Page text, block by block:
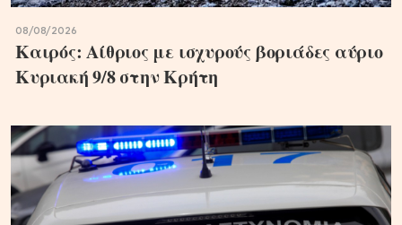
08/08/2026
Καιρός: Αίθριος με ισχυρούς βοριάδες αύριο
Κυριακή 9/8 στην Κρήτη